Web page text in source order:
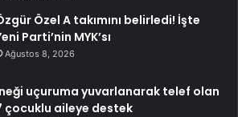
Özel A takımını belirledi! İşte
Parti’nin MYK’sı
Ağustos 8, 2026
uçuruma yuvarlanarak telef olan
çocuklu aileye destek